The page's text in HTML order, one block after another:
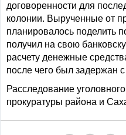
договоренности для
колонии. Вырученные от
планировалось поделить
получил на свою
расчету денежные
после чего был задержан
Расследование
прокуратуры района и